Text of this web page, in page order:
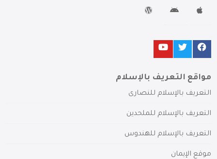
مواقع التعريف بالإسلام
التعريف بالإسلام للنصارى
التعريف بالإسلام للملحدين
التعريف بالإسلام للهندوس
موقع الإيمان